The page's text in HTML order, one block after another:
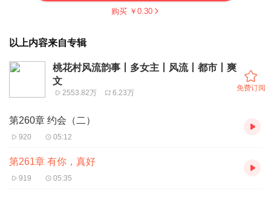
购买 ￥ 0.30
以上内容来自专辑
桃花村风流韵事丨多女主丨风流丨都市丨爽
文
2553.82万 6.23万
免费订阅
第260章 约会（二）
920 05:12
第261章 有你，真好
919 05:35